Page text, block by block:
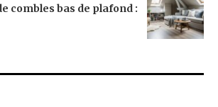
combles bas de plafond :